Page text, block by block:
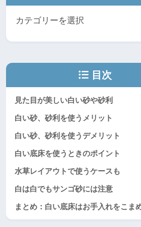
目次
見た目が美しい白い砂や砂利
白い砂、砂利を使うメリット
白い砂、砂利を使うデメリット
白い底床を使うときのポイント
水草レイアウトで使うケースも
白は白でもサンゴ砂には注意
まとめ：白い底床はお手入れをこま